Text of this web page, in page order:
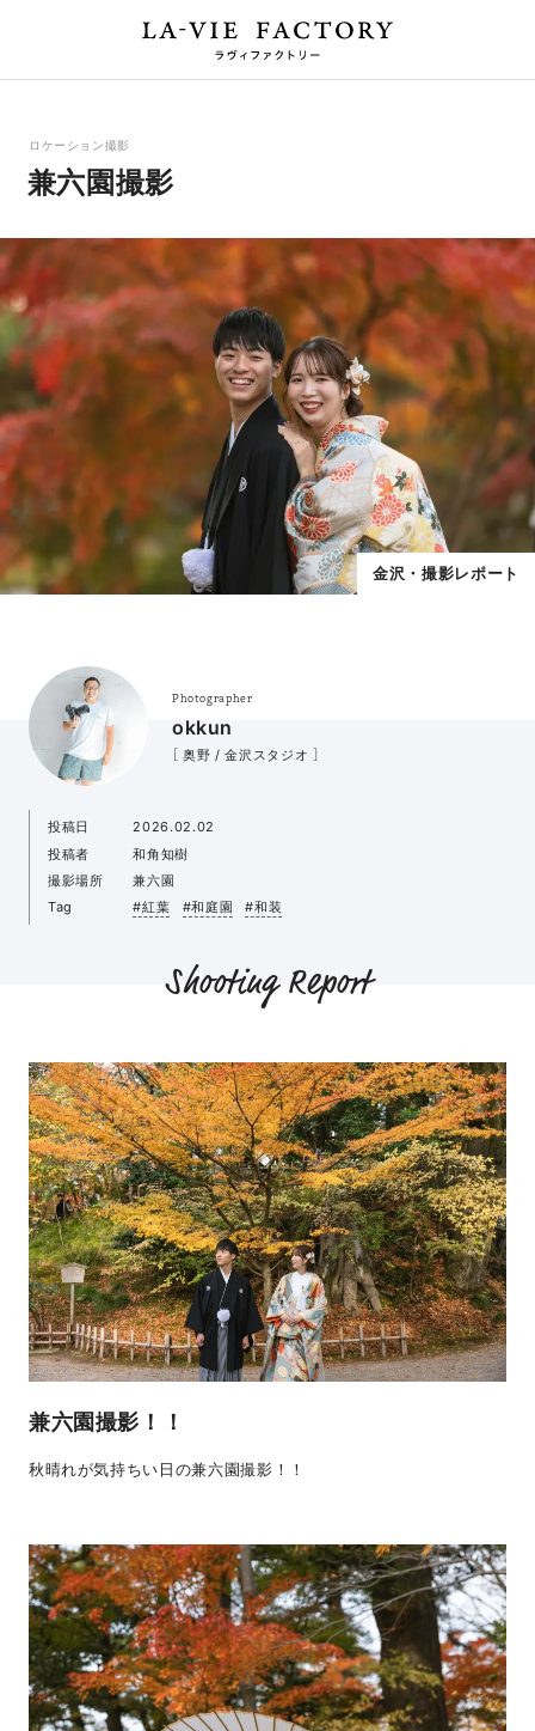
ロケーション撮影
兼六園撮影
金沢・撮影レポート
Photographer
okkun
［ 奥野 / 金沢スタジオ ］
投稿日
2026.02.02
投稿者
和角知樹
撮影場所
兼六園
Tag
#紅葉 #和庭園 #和装
Shooting Report
兼六園撮影！！
秋晴れが気持ちい日の兼六園撮影！！